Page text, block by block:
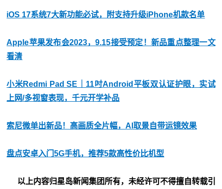
iOS 17系统7大新功能必试，附支持升级iPhone机款名单
Apple苹果发布会2023，9.15接受预定！新品重点整理一文
看清
小米Redmi Pad SE｜11吋Android平板双认证护眼，实试
上网/多视窗表现，千元开学补品
索尼微单出新品！高画质全片幅，AI取景自带运镜效果
盘点安卓入门5G手机，推荐5款高性价比机型
以上内容归星岛新闻集团所有，未经许可不得擅自转载引